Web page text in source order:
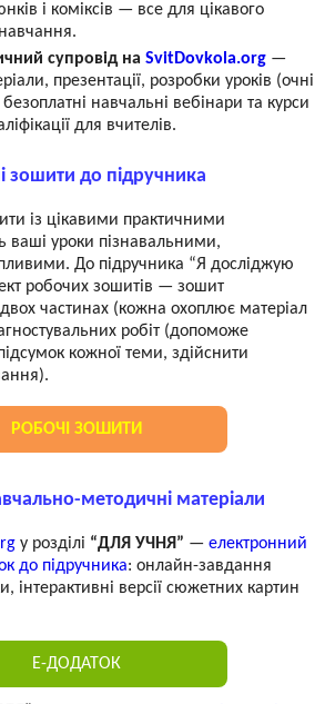
і коміксів — все для цікавого
супровід на SvitDovkola.org—
презентації, розробки уроків (очні
навчальні вебінари та курси
для вчителів.
зошити до підручника
із цікавими практичними
ваші уроки пізнавальними,
До підручника “Я досліджую
робочих зошитів — зошит
частинах (кожна охоплює матеріал
робіт (допоможе
кожної теми, здійснити
РОБОЧІ ЗОШИТИ
методичні матеріали
у розділі “ДЛЯ УЧНЯ” — електронний
до підручника: онлайн-завдання
інтерактивні версії сюжетних картин
Е-ДОДАТОК